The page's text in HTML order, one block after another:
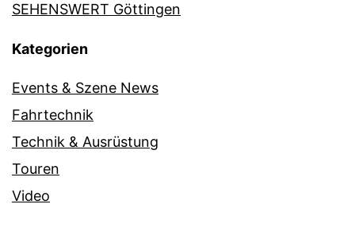
SEHENSWERT Göttingen
Kategorien
Events & Szene News
Fahrtechnik
Technik & Ausrüstung
Touren
Video